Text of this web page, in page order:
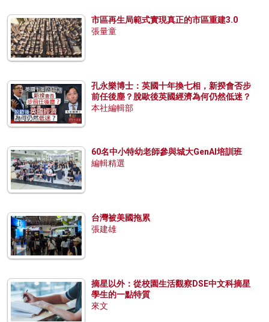
市區再生局範式實現真正的市區重建3.0
張量童
孔永樂博士：英國十年換七相，新揆會否步
前任後塵？脫歐後英國經濟為何仍然低迷？
本社編輯部
60名中小特幼老師參與城大GenAI培訓班
編輯精選
台灣被美國拖累
張建雄
摘星以外：從校園生活觀察DSE中文科摘星
學生的一點特質
來文